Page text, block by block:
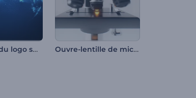
Animation du logo sur le globe numérique Ouvre-lentille de microscope